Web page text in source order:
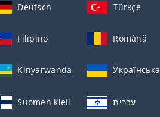
Deutsch Türkçe
Filipino Română
Kinyarwanda Українська
Suomen kieli עברית